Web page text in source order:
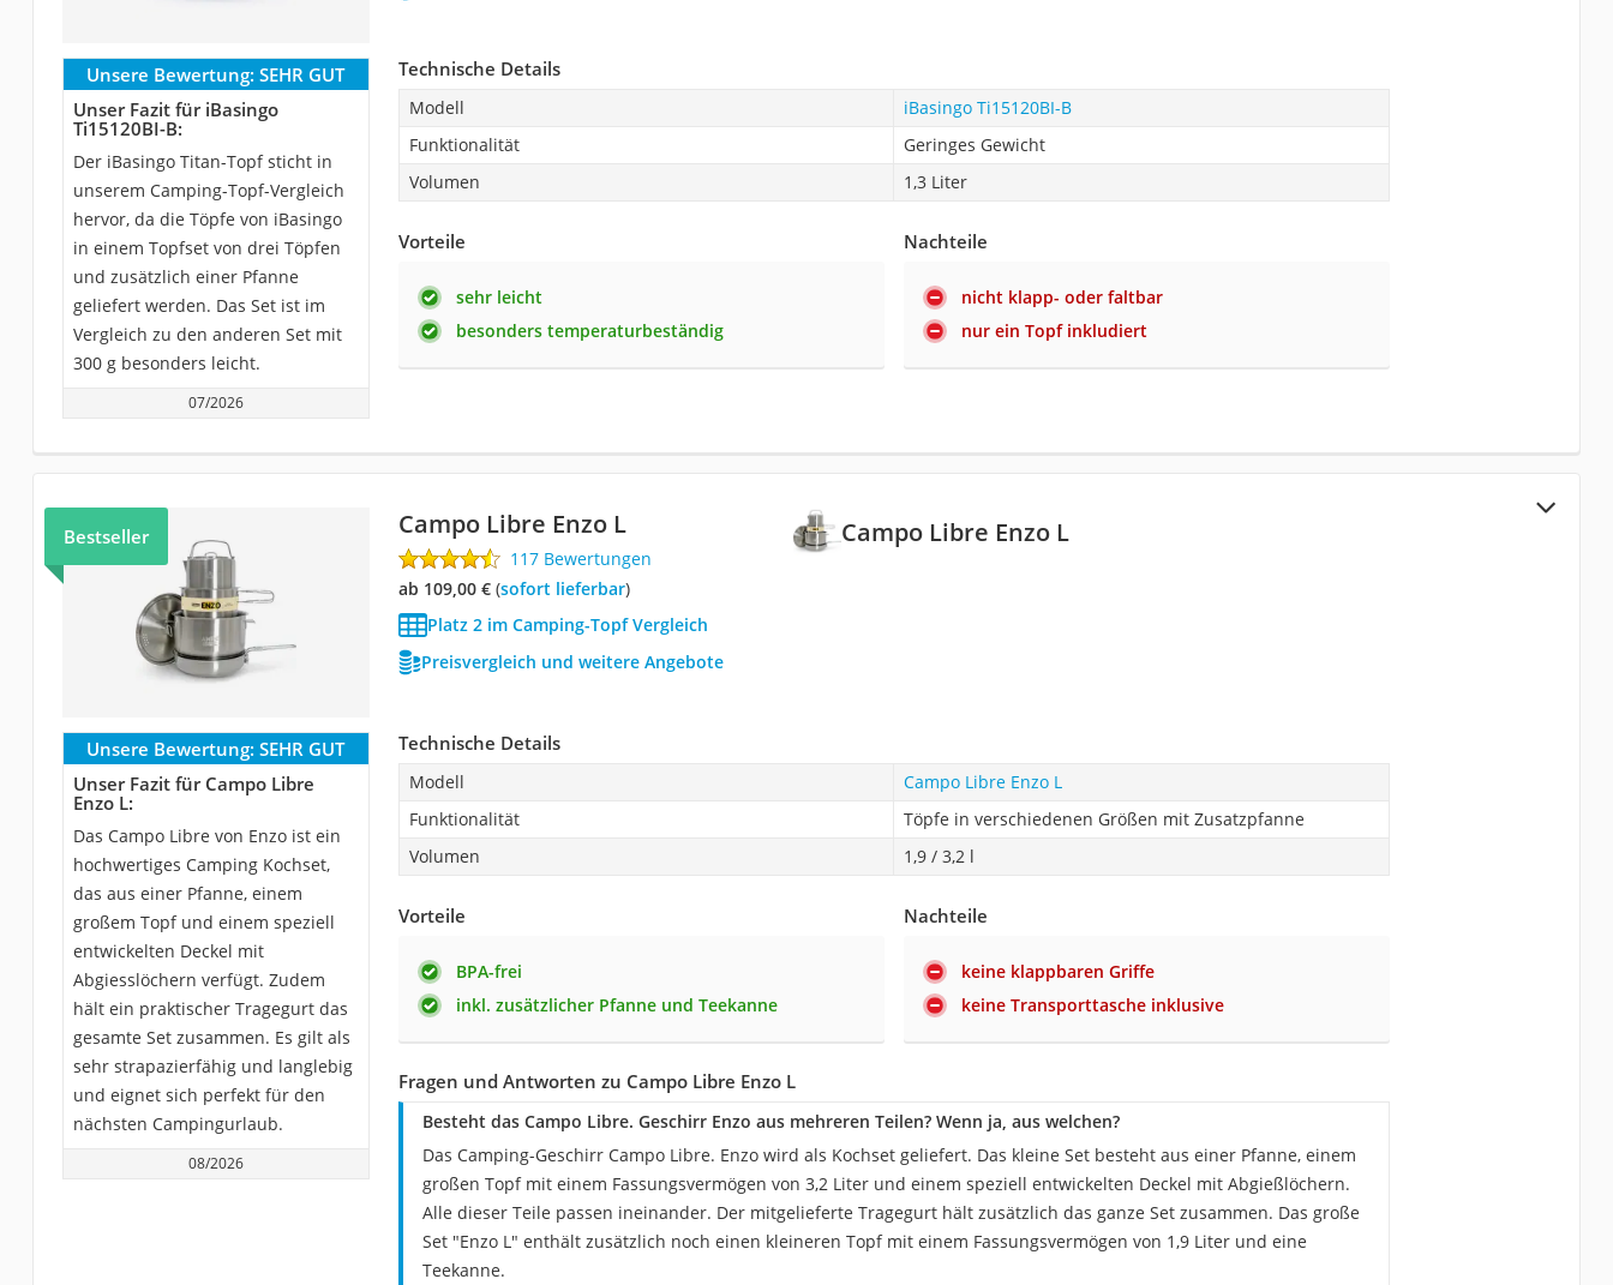
Unsere Bewertung: SEHR GUT
Unser Fazit für iBasingo
Ti15120BI-B:
Der iBasingo Titan-Topf sticht in
unserem Camping-Topf-Vergleich
hervor, da die Töpfe von iBasingo
in einem Topfset von drei Töpfen
und zusätzlich einer Pfanne
geliefert werden. Das Set ist im
Vergleich zu den anderen Set mit
300 g besonders leicht.
07/2026
Technische Details
Modell
iBasingo Ti15120BI-B
Funktionalität
Geringes Gewicht
Volumen
1,3 Liter
Vorteile
sehr leicht
besonders temperaturbeständig
Nachteile
nicht klapp- oder faltbar
nur ein Topf inkludiert
Campo Libre Enzo L
Bestseller Campo Libre Enzo L
117 Bewertungen
ab 109,00 €( Sofort lieferbar)
Platz 2 im Camping-Topf Vergleich
Preisvergleich und weitere Angebote
Unsere Bewertung: SEHR GUT
Unser Fazit für Campo Libre
Enzo L:
Das Campo Libre von Enzo ist ein
hochwertiges Camping Kochset,
das aus einer Pfanne, einem
großem Topf und einem speziell
entwickelten Deckel mit
Abgiesslöchern verfügt. Zudem
hält ein praktischer Tragegurt das
gesamte Set zusammen. Es gilt als
sehr strapazierfähig und langlebig
und eignet sich perfekt für den
nächsten Campingurlaub.
08/2026
Technische Details
Modell
Campo Libre Enzo L
Funktionalität
Töpfe in verschiedenen Größen mit Zusatzpfanne
Volumen
1,9 / 3,2 l
Vorteile
BPA-frei
inkl. zusätzlicher Pfanne und Teekanne
Nachteile
keine klappbaren Griffe
keine Transporttasche inklusive
Fragen und Antworten zu Campo Libre Enzo L
Besteht das Campo Libre. Geschirr Enzo aus mehreren Teilen? Wenn ja, aus welchen?
Das Camping-Geschirr Campo Libre. Enzo wird als Kochset geliefert. Das kleine Set besteht aus einer Pfanne, einem
großen Topf mit einem Fassungsvermögen von 3,2 Liter und einem speziell entwickelten Deckel mit Abgießlöchern.
Alle dieser Teile passen ineinander. Der mitgelieferte Tragegurt hält zusätzlich das ganze Set zusammen. Das große
Set "Enzo L" enthält zusätzlich noch einen kleineren Topf mit einem Fassungsvermögen von 1,9 Liter und eine
Teekanne.